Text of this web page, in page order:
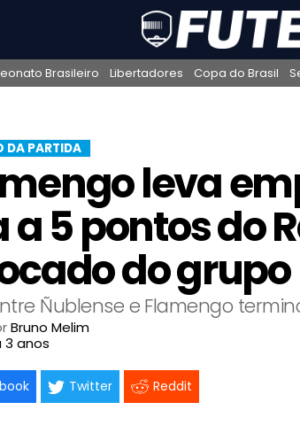
Brasileiro Libertadores Copa do Brasil
DA PARTIDA
leva
a 5 pontos do
do grupo
Ñublense e Flamengo
Bruno Melim
3 anos
Twitter Reddit